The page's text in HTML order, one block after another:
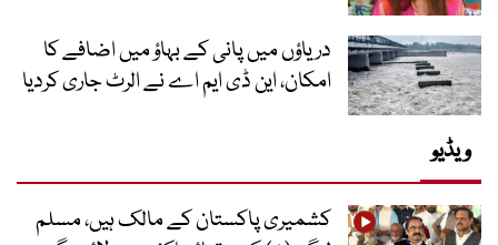
دریاؤں میں پانی کے بہاؤ میں اضافے کا
امکان، این ڈی ایم اے نے الرٹ جاری کردیا
ویڈیو
کشمیری پاکستان کے مالک ہیں، مسلم